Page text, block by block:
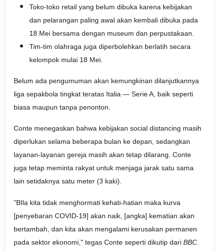
Toko-toko retail yang belum dibuka karena kebijakan
dan pelarangan paling awal akan kembali dibuka pada
18 Mei bersama dengan museum dan perpustakaan.
Tim-tim olahraga juga diperbolehkan berlatih secara
kelompok mulai 18 Mei.
Belum ada pengumuman akan kemungkinan dilanjutkannya
liga sepakbola tingkat teratas Italia — Serie A, baik seperti
biasa maupun tanpa penonton.
Conte menegaskan bahwa kebijakan social distancing masih
diperlukan selama beberapa bulan ke depan, sedangkan
layanan-layanan gereja masih akan tetap dilarang. Conte
juga tetap meminta rakyat untuk menjaga jarak satu sama
lain setidaknya satu meter (3 kaki).
"BIla kita tidak menghormati kehati-hatian maka kurva
[penyebaran COVID-19] akan naik, [angka] kematian akan
bertambah, dan kita akan mengalami kerusakan permanen
pada sektor ekonomi," tegas Conte seperti dikutip dari BBC